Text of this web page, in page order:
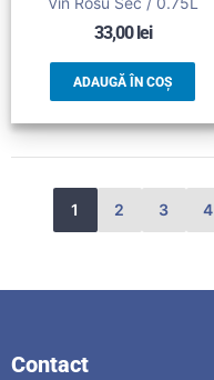
33,00lei
ADAUGĂ ÎN COȘ
1 2 3 4
Contact